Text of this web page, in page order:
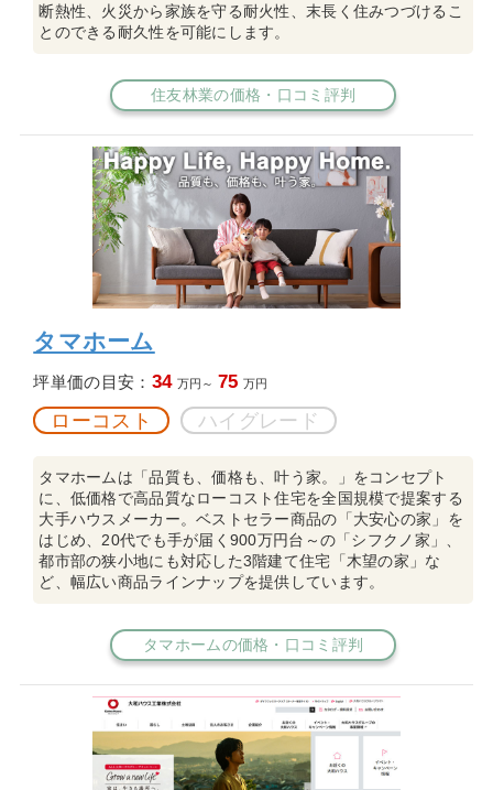
断熱性、火災から家族を守る耐火性、末長く住みつづけるこ
とのできる耐久性を可能にします。
住友林業の価格・口コミ評判
タマホーム
坪単価の目安： 34 万円～ 75 万円
ローコスト ハイグレード
タマホームは「品質も、価格も、叶う家。」をコンセプト
に、低価格で高品質なローコスト住宅を全国規模で提案する
大手ハウスメーカー。ベストセラー商品の「大安心の家」を
はじめ、20代でも手が届く900万円台～の「シフクノ家」、
都市部の狭小地にも対応した3階建て住宅「木望の家」な
ど、幅広い商品ラインナップを提供しています。
タマホームの価格・口コミ評判